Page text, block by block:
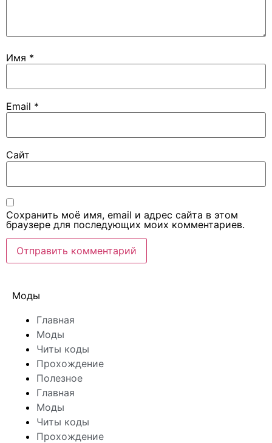
Имя *
Email *
Сайт
Сохранить моё имя, email и адрес сайта в этом
браузере для последующих моих комментариев.
Моды
Главная
Моды
Читы коды
Прохождение
Полезное
Главная
Моды
Читы коды
Прохождение